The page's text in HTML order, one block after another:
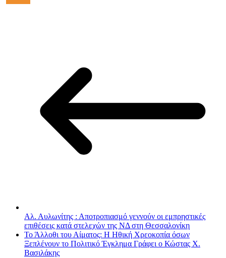
Αλ. Αυλωνίτης : Αποτροπιασμό γεννούν οι εμπρηστικές
επιθέσεις κατά στελεχών της ΝΔ στη Θεσσαλονίκη
Το Άλλοθι του Αίματος: Η Ηθική Χρεοκοπία όσων
Ξεπλένουν το Πολιτικό Έγκλημα Γράφει ο Κώστας Χ.
Βασιλάκης